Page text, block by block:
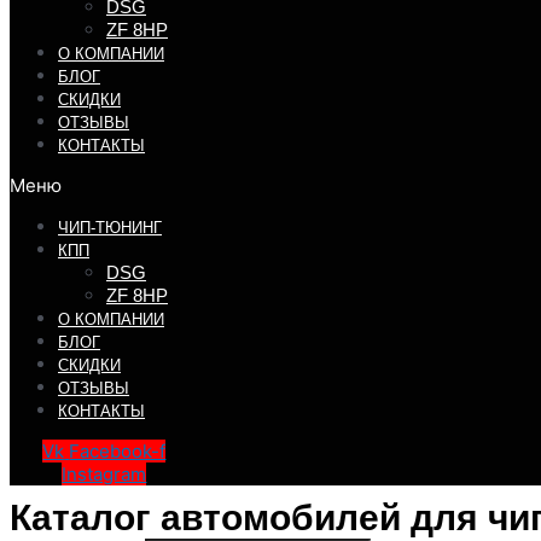
DSG
ZF 8HP
О КОМПАНИИ
БЛОГ
СКИДКИ
ОТЗЫВЫ
КОНТАКТЫ
Меню
ЧИП-ТЮНИНГ
КПП
DSG
ZF 8HP
О КОМПАНИИ
БЛОГ
СКИДКИ
ОТЗЫВЫ
КОНТАКТЫ
Vk Facebook-f
Instagram
Каталог автомобилей для